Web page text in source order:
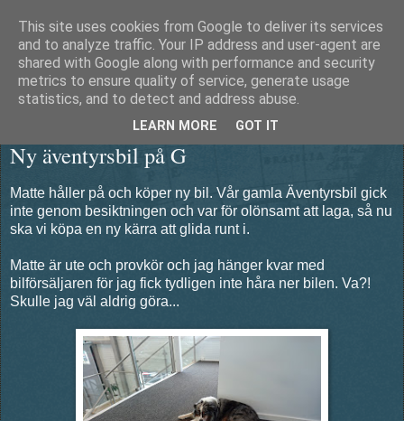
Äventyrshunden Diesel
Ny äventyrsbil på G
Matte håller på och köper ny bil. Vår gamla Äventyrsbil gick
inte genom besiktningen och var för olönsamt att laga, så nu
ska vi köpa en ny kärra att glida runt i.
Matte är ute och provkör och jag hänger kvar med
bilförsäljaren för jag fick tydligen inte håra ner bilen. Va?!
Skulle jag väl aldrig göra...
This site uses cookies from Google to deliver its services
and to analyze traffic. Your IP address and user-agent are
shared with Google along with performance and security
metrics to ensure quality of service, generate usage
statistics, and to detect and address abuse.
LEARN MORE GOT IT